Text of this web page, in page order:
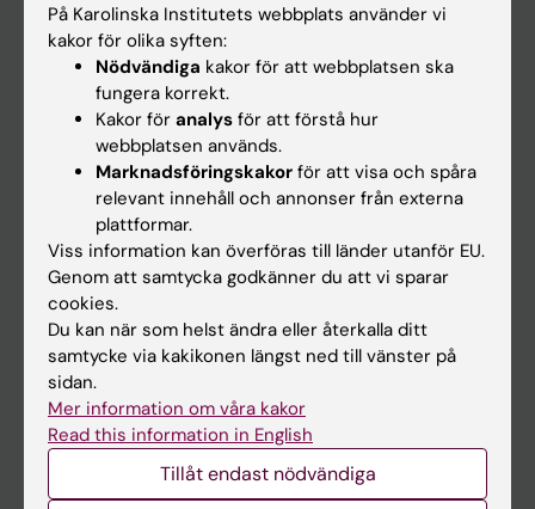
Forskning
Nyheter
Kalender
Student
Ladok
Canvas
Schema
Studentmejlen
Kurs- och programwebbar
På Karolinska Institutets webbplats använder vi
kakor för olika syften:
Nödvändiga kakor för att webbplatsen ska
fungera korrekt.
Kakor för analys för att förstå hur
webbplatsen används.
Marknadsföringskakor för att visa och spåra
relevant innehåll och annonser från externa
plattformar.
Viss information kan överföras till länder utanför EU.
Genom att samtycka godkänner du att vi sparar
cookies.
Du kan när som helst ändra eller återkalla ditt
samtycke via kakikonen längst ned till vänster på
sidan.
Mer information om våra kakor
Read this information in English
Tillåt endast nödvändiga